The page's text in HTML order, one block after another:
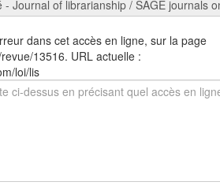
dans cet accès en ligne, sur la page
13516. URL actuelle :
loi/lis